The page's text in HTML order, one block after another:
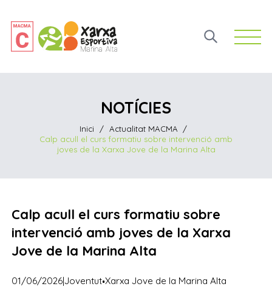
Open
NOTÍCIES
Inici / Actualitat MACMA
/
Calp acull el curs formatiu sobre intervenció amb
joves de la Xarxa Jove de la Marina Alta
Calp acull el curs formatiu sobre
intervenció amb joves de la Xarxa
Jove de la Marina Alta
01/06/2026|Joventut·Xarxa Jove de la Marina Alta